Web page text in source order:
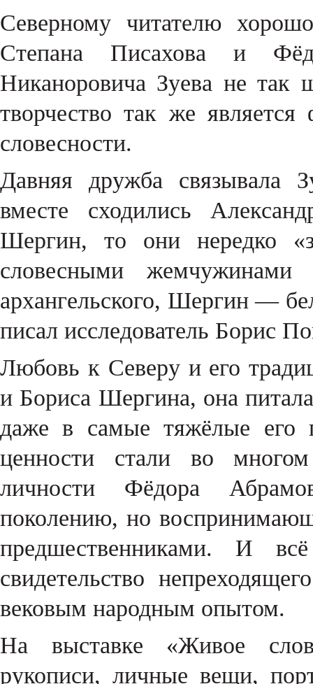
Северному читателю
Степана Писахова и
Никаноровича Зуева не так
творчество так же является
словесности.
Давняя дружба связывала
вместе сходились
Шергин, то они нередко
словесными
архангельского, Шергин —
писал исследователь Борис
Любовь к Северу и его
и Бориса Шергина, она
даже в самые тяжёлые
ценности стали во
личности Фёдора
поколению, но
предшественниками. И
свидетельство
вековым народным опытом.
На выставке «Живое
рукописи, личные вещи,